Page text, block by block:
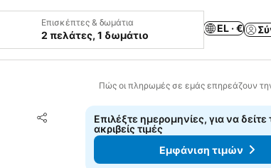
Επισκέπτες & δωμάτια
2 πελάτες, 1 δωμάτιο
EL · €
Πώς οι πληρωμές σε εμάς επηρεάζουν
Κοινοποίηση
Προσθήκη στα αγαπημένα
Επιλέξτε ημερομηνίες, για να δείτε
ακριβείς τιμές
Εμφάνιση τιμών